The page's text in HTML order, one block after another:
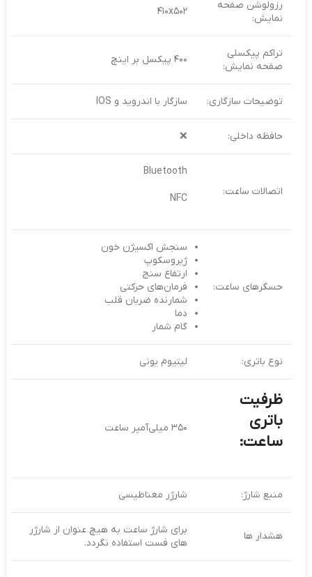
رزولوشن صفحه
نمایش:
۴۱۰x۵۰۲
تراکم پیکسلی
صفحه نمایش:
۴۰۰ پیکسل بر اینچ
توضیحات سازگاری: سازگار با اندروید و IOS
حافظه داخلی: ❌
اتصالات ساعت:
Bluetooth
NFC
حسگرهای ساعت:
سنجش اکسیژن خون
ژیروسکوپ
ارتفاع‌ سنج
فرمان‌های حرکتی
شمارنده ضربان قلب
دما
گام شمار
نوع باتری: لیتیوم یونی
ظرفیت
باتری
ساعت:
۳۵۰ میلی‌آمپر ساعت
منبع شارژ: شارژر مغناطیسی
هشدار ها
برای شارژ ساعت به هیچ عنوان از شارژر
های فست استفاده نگردد.